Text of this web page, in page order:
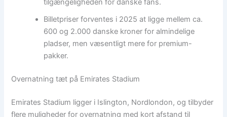
tilgængeligheden for danske fans.
Billetpriser forventes i 2025 at ligge mellem ca.
600 og 2.000 danske kroner for almindelige
pladser, men væsentligt mere for premium-
pakker.
Overnatning tæt på Emirates Stadium
Emirates Stadium ligger i Islington, Nordlondon, og tilbyder
flere muligheder for overnatning med kort afstand til